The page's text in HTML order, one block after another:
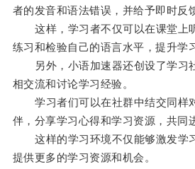
者的发音和语法错误，并给予即时反
这样，学习者不仅可以在课堂上
练习和检验自己的语言水平，提升学
另外，小语加速器还创设了学习
相交流和讨论学习经验。
学习者们可以在社群中结交同样
伴，分享学习心得和学习资源，共同
这样的学习环境不仅能够激发学
提供更多的学习资源和机会。